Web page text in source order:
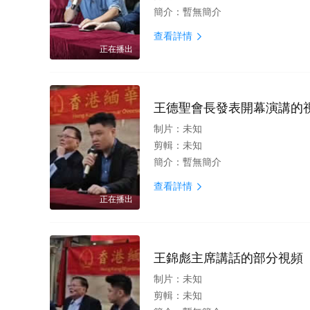
正在播出
簡介： 暫無簡介
查看詳情 
正在播出
王德聖會長發表開幕演講的
制片： 未知
剪輯： 未知
簡介： 暫無簡介
查看詳情 
王錦彪主席講話的部分視頻
制片： 未知
剪輯： 未知